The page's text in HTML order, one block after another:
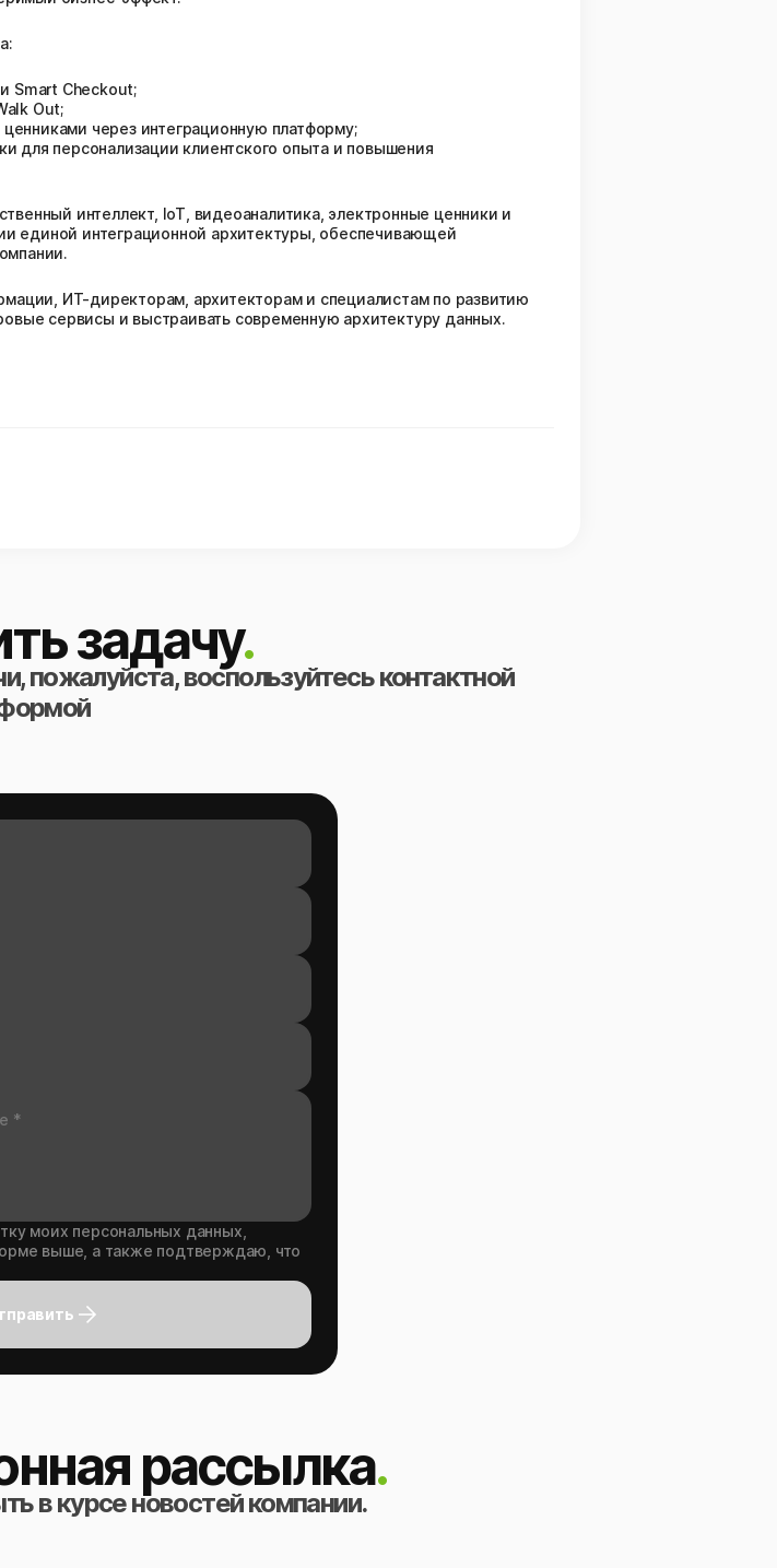
Smart Checkout;
Out;
через интеграционную платформу;
для персонализации клиентского опыта и повышения
интеллект, IoT, видеоаналитика, электронные ценники и
единой интеграционной архитектуры, обеспечивающей
ИТ-директорам, архитекторам и специалистам по развитию
сервисы и выстраивать современную архитектуру данных.
задачу.
пожалуйста, воспользуйтесь контактной
моих персональных данных,
выше, а также подтверждаю, что
рассылка.
в курсе новостей компании.